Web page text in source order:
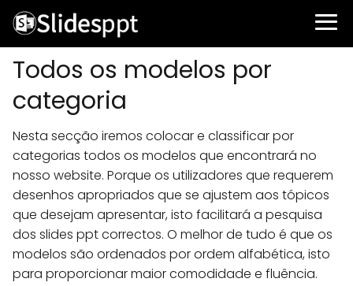
Todos os modelos por
categoria
Nesta secção iremos colocar e classificar por
categorias todos os modelos que encontrará no
nosso website. Porque os utilizadores que requerem
desenhos apropriados que se ajustem aos tópicos
que desejam apresentar, isto facilitará a pesquisa
dos slides ppt correctos. O melhor de tudo é que os
modelos são ordenados por ordem alfabética, isto
para proporcionar maior comodidade e fluência.